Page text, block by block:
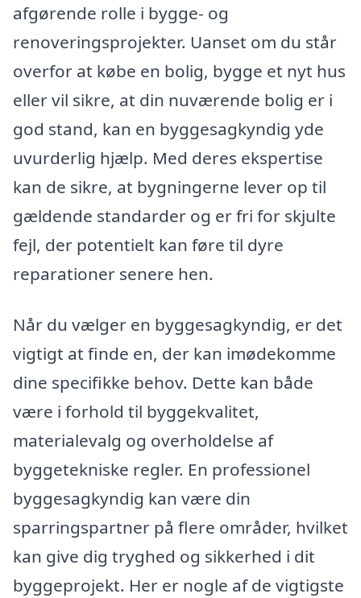
afgørende rolle i bygge- og
renoveringsprojekter. Uanset om du står
overfor at købe en bolig, bygge et nyt hus
eller vil sikre, at din nuværende bolig er i
god stand, kan en byggesagkyndig yde
uvurderlig hjælp. Med deres ekspertise
kan de sikre, at bygningerne lever op til
gældende standarder og er fri for skjulte
fejl, der potentielt kan føre til dyre
reparationer senere hen.
Når du vælger en byggesagkyndig, er det
vigtigt at finde en, der kan imødekomme
dine specifikke behov. Dette kan både
være i forhold til byggekvalitet,
materialevalg og overholdelse af
byggetekniske regler. En professionel
byggesagkyndig kan være din
sparringspartner på flere områder, hvilket
kan give dig tryghed og sikkerhed i dit
byggeprojekt. Her er nogle af de vigtigste